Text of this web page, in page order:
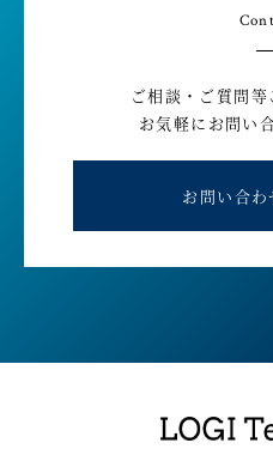
ご相談・ご質問等
お気軽にお問い
お問い合わ